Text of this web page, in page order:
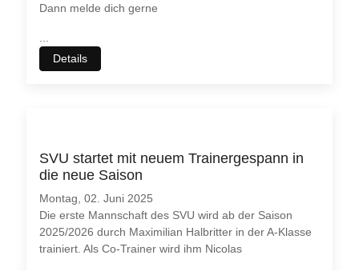
Dann melde dich gerne
Details
SVU startet mit neuem Trainergespann in
die neue Saison
Montag, 02. Juni 2025
Die erste Mannschaft des SVU wird ab der Saison
2025/2026 durch Maximilian Halbritter in der A-Klasse
trainiert. Als Co-Trainer wird ihm Nicolas